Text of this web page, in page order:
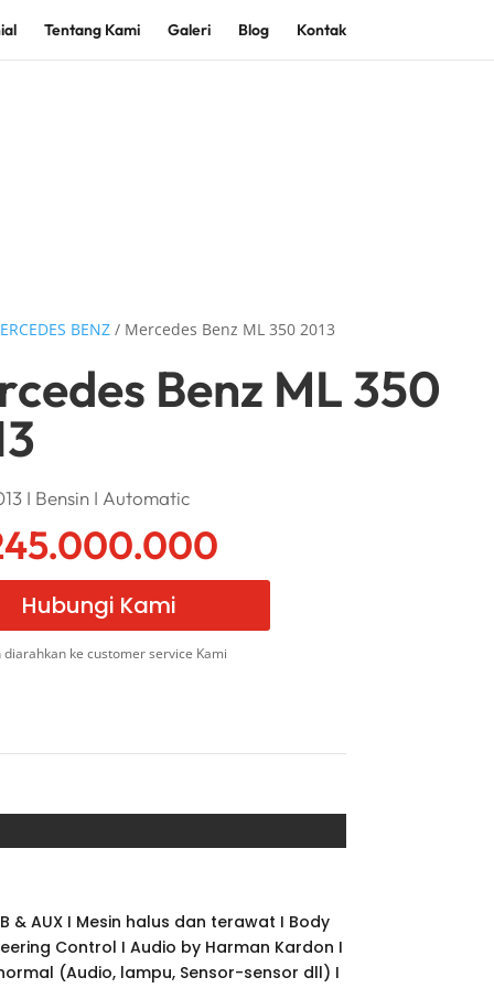
Tentang Kami Galeri Blog Kontak
BENZ/ Mercedes Benz ML 350 2013
Benz ML 350
I Bensin I Automatic
Hubungi Kami
ke customer service Kami
& AUX I Mesin halus dan terawat I Body
Control I Audio by Harman Kardon I
(Audio, lampu, Sensor-sensor dll) I